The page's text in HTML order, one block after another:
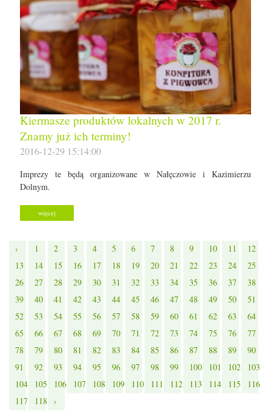
Kiermasze produktów lokalnych w 2017 r.
Znamy już ich terminy!
2016-12-29 15:14:00
Imprezy te będą organizowane w Nałęczowie i Kazimierzu
Dolnym.
więcej
‹ 1 2 3 4 5 6 7 8 9 10 11
12
13
14 15 16 17 18 19 20 21 22 23 24
25
26
27 28 29 30 31 32 33 34 35 36 37
38
39
40 41 42 43 44 45 46 47 48 49 50
51
52
53 54 55 56 57 58 59 60 61 62 63
64
65
66 67 68 69 70 71 72 73 74 75 76
77
78
79 80 81 82 83 84 85 86 87 88 89
90
91
92 93 94 95 96 97 98 99 100 101 102
103
104
105 106 107 108 109 110 111 112 113 114 115
116
117
118 ›